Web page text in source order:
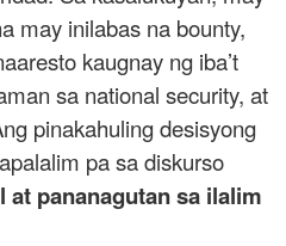
may inilabas na bounty,
kaugnay ng iba’t
sa national security, at
pinakahuling desisyong
pa sa diskurso
at pananagutan sa ilalim